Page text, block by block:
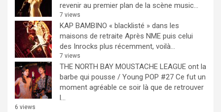
revenir au premier plan de la scène music...
7 views
KAP BAMBINO « blacklisté » dans les
maisons de retraite Après NME puis celui
des Inrocks plus récemment, voilà...
7 views
THE NORTH BAY MOUSTACHE LEAGUE ont la
barbe qui pousse / Young POP #27 Ce fut un
moment agréable ce soir là que de retrouver
l...
6 views